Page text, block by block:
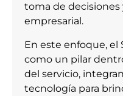
toma de decisiones
empresarial.
En este enfoque, el
como un pilar
del servicio,
tecnología para